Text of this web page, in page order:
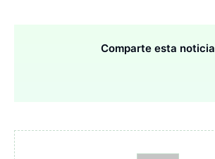
Comparte esta noticia